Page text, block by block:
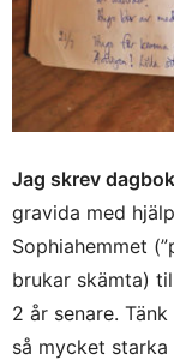
Jag skrev
gravida med
Sophiahemmet
brukar skämta)
2 år senare.
så mycket starka